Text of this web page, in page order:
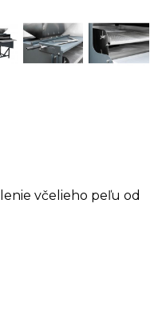
včelieho peľu od